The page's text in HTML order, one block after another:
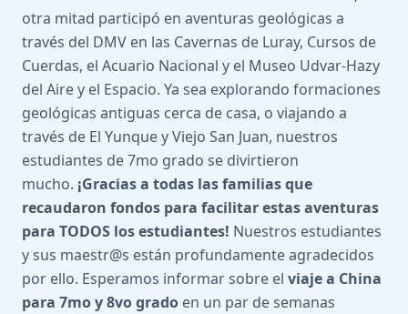
otra mitad participó en aventuras geológicas a
través del DMV en las Cavernas de Luray, Cursos de
Cuerdas, el Acuario Nacional y el Museo Udvar-Hazy
del Aire y el Espacio. Ya sea explorando formaciones
geológicas antiguas cerca de casa, o viajando a
través de El Yunque y Viejo San Juan, nuestros
estudiantes de 7mo grado se divirtieron
mucho. ¡Gracias a todas las familias que
recaudaron fondos para facilitar estas aventuras
para TODOS los estudiantes! Nuestros estudiantes
y sus maestr@s están profundamente agradecidos
por ello. Esperamos informar sobre el viaje a China
para 7mo y 8vo grado en un par de semanas